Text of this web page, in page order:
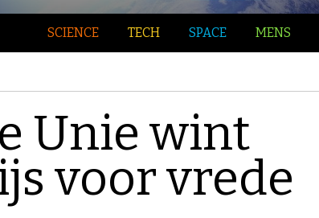
SCIENCE TECH SPACE MENS
Unie wint
voor vrede